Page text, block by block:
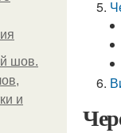
шов.
и